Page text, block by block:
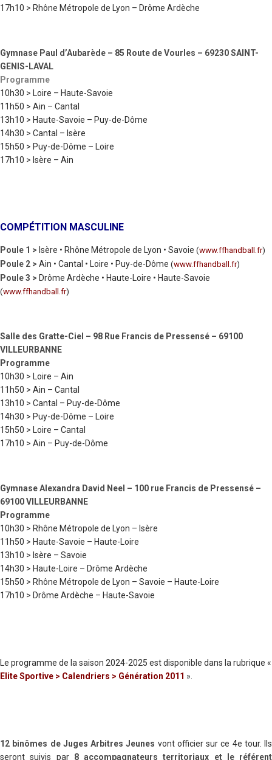
17h10 > Rhône Métropole de Lyon – Drôme Ardèche
Gymnase Paul d’Aubarède – 85 Route de Vourles – 69230 SAINT-
GENIS-LAVAL
Programme
10h30 > Loire – Haute-Savoie
11h50 > Ain – Cantal
13h10 > Haute-Savoie – Puy-de-Dôme
14h30 > Cantal – Isère
15h50 > Puy-de-Dôme – Loire
17h10 > Isère – Ain
COMPÉTITION MASCULINE
Poule 1 > Isère • Rhône Métropole de Lyon • Savoie (www.ffhandball.fr)
Poule 2 > Ain • Cantal • Loire • Puy-de-Dôme (www.ffhandball.fr)
Poule 3 > Drôme Ardèche • Haute-Loire • Haute-Savoie
(www.ffhandball.fr)
Salle des Gratte-Ciel – 98 Rue Francis de Pressensé – 69100
VILLEURBANNE
Programme
10h30 > Loire – Ain
11h50 > Ain – Cantal
13h10 > Cantal – Puy-de-Dôme
14h30 > Puy-de-Dôme – Loire
15h50 > Loire – Cantal
17h10 > Ain – Puy-de-Dôme
Gymnase Alexandra David Neel – 100 rue Francis de Pressensé –
69100 VILLEURBANNE
Programme
10h30 > Rhône Métropole de Lyon – Isère
11h50 > Haute-Savoie – Haute-Loire
13h10 > Isère – Savoie
14h30 > Haute-Loire – Drôme Ardèche
15h50 > Rhône Métropole de Lyon – Savoie – Haute-Loire
17h10 > Drôme Ardèche – Haute-Savoie
Le programme de la saison 2024-2025 est disponible dans la rubrique «
Elite Sportive > Calendriers > Génération 2011 ».
12 binômes de Juges Arbitres Jeunes vont officier sur ce 4e tour. Ils
seront suivis par 8 accompagnateurs territoriaux et le référent